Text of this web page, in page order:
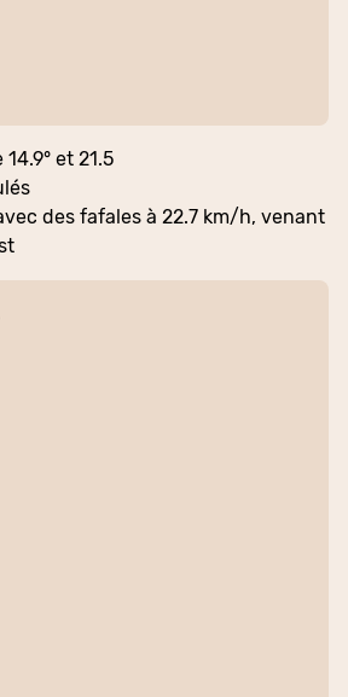
et 21.5
des fafales à 22.7 km/h, venant